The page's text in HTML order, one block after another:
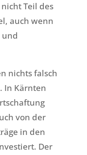
Teil des
auch wenn
und
nichts falsch
In Kärnten
von der
in den
Der